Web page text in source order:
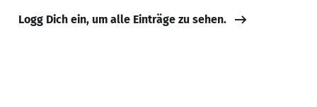
Logg Dich ein, um alle Einträge zu sehen.